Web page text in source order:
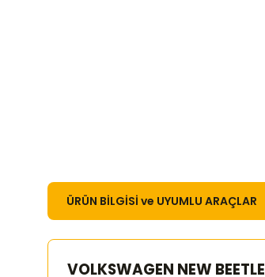
ÜRÜN BİLGİSİ ve UYUMLU ARAÇLAR
VOLKSWAGEN NEW BEETLE